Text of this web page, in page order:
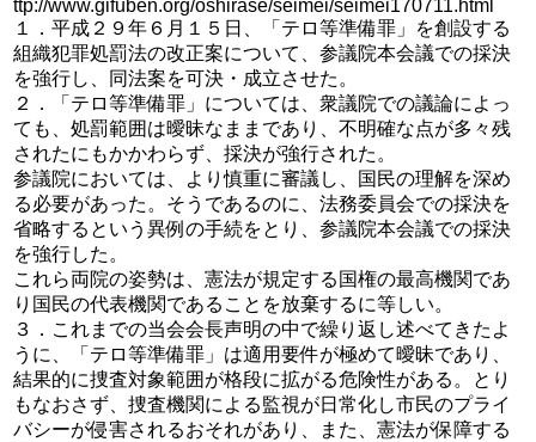
ttp://www.gifuben.org/oshirase/seimei/seimei170711.html
１．平成２９年６月１５日、「テロ等準備罪」を創設する
組織犯罪処罰法の改正案について、参議院本会議での採決
を強行し、同法案を可決・成立させた。
２．「テロ等準備罪」については、衆議院での議論によっ
ても、処罰範囲は曖昧なままであり、不明確な点が多々残
されたにもかかわらず、採決が強行された。
参議院においては、より慎重に審議し、国民の理解を深め
る必要があった。そうであるのに、法務委員会での採決を
省略するという異例の手続をとり、参議院本会議での採決
を強行した。
これら両院の姿勢は、憲法が規定する国権の最高機関であ
り国民の代表機関であることを放棄するに等しい。
３．これまでの当会会長声明の中で繰り返し述べてきたよ
うに、「テロ等準備罪」は適用要件が極めて曖昧であり、
結果的に捜査対象範囲が格段に拡がる危険性がある。とり
もなおさず、捜査機関による監視が日常化し市民のプライ
バシーが侵害されるおそれがあり、また、憲法が保障する